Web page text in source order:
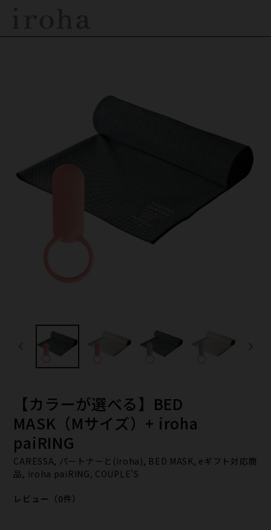
【カラーが選べる】BED
MASK（Mサイズ）+ iroha
paiRING
CARESSA, パートナーと(iroha), BED MASK, eギフト対応商
品, iroha paiRING, COUPLE'S
レビュー（0件）